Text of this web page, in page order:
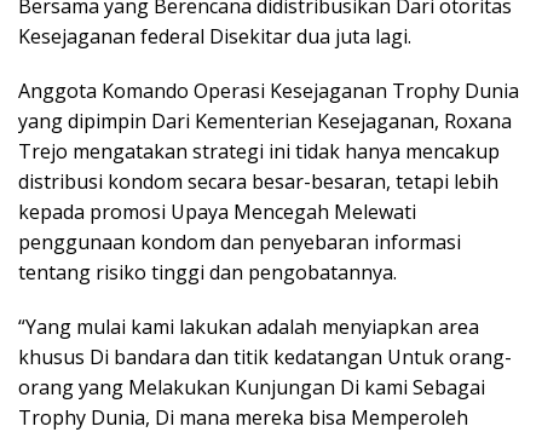
Bersama yang Berencana didistribusikan Dari otoritas
Kesejaganan federal Disekitar dua juta lagi.
Anggota Komando Operasi Kesejaganan Trophy Dunia
yang dipimpin Dari Kementerian Kesejaganan, Roxana
Trejo mengatakan strategi ini tidak hanya mencakup
distribusi kondom secara besar-besaran, tetapi lebih
kepada promosi Upaya Mencegah Melewati
penggunaan kondom dan penyebaran informasi
tentang risiko tinggi dan pengobatannya.
“Yang mulai kami lakukan adalah menyiapkan area
khusus Di bandara dan titik kedatangan Untuk orang-
orang yang Melakukan Kunjungan Di kami Sebagai
Trophy Dunia, Di mana mereka bisa Memperoleh